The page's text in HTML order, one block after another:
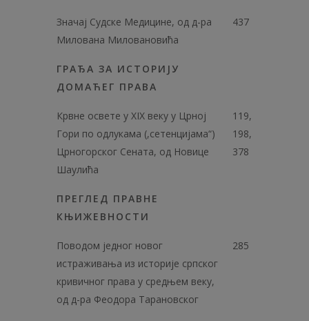
Значај Судске Медицине, од д-ра
Милована Миловановића
437
ГРАЂА ЗА ИСТОРИЈУ
ДОМАЋЕГ ПРАВА
Крвне освете у ХIХ веку у Црној
Гори по одлукама (,сетенцијама“)
Црногорског Сената, од Новице
Шаулића
119,
198,
378
ПРЕГЛЕД ПРАВНЕ
КЊИЖЕВНОСТИ
Поводом једног новог
истраживања из историје српског
кривичног права у средњем веку,
од д-ра Феодора Тарановског
285